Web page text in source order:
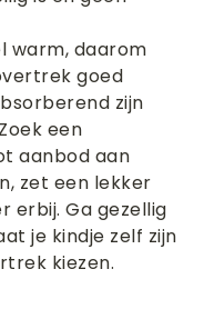
warm, daarom
goed
zijn
een
aanbod aan
zet een lekker
erbij. Ga gezellig
je kindje zelf zijn
kiezen.